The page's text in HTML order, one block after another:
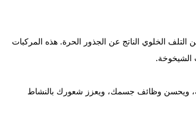
الخلوي الناتج عن الجذور الحرة. هذه المركبات
الشيخوخة.
ويحسن وظائف جسمك، ويعزز شعورك بالنشاط